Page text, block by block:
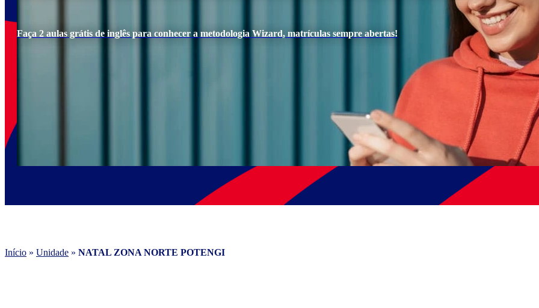
Faça 2 aulas grátis de inglês para conhecer a metodologia Wizard, matrículas sempre abertas!
Início » Unidade » NATAL ZONA NORTE POTENGI